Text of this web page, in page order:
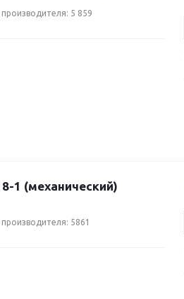
5 859
1 (механический)
5861